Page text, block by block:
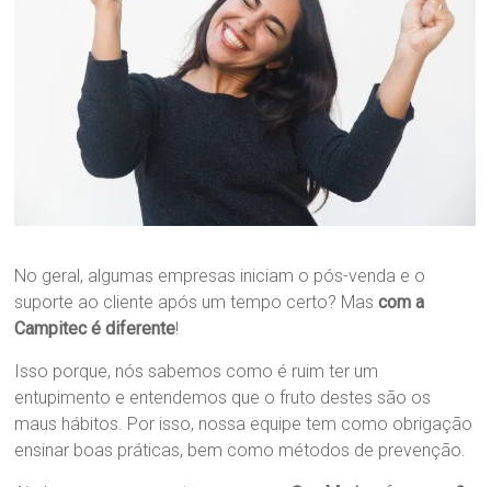
No geral, algumas empresas iniciam o pós-venda e o
suporte ao cliente após um tempo certo? Mascom a
Campitec é diferente!
Isso porque, nós sabemos como é ruim ter um
entupimento e entendemos que o fruto destes são os
maus hábitos. Por isso, nossa equipe tem como obrigação
ensinar boas práticas, bem como métodos de prevenção.